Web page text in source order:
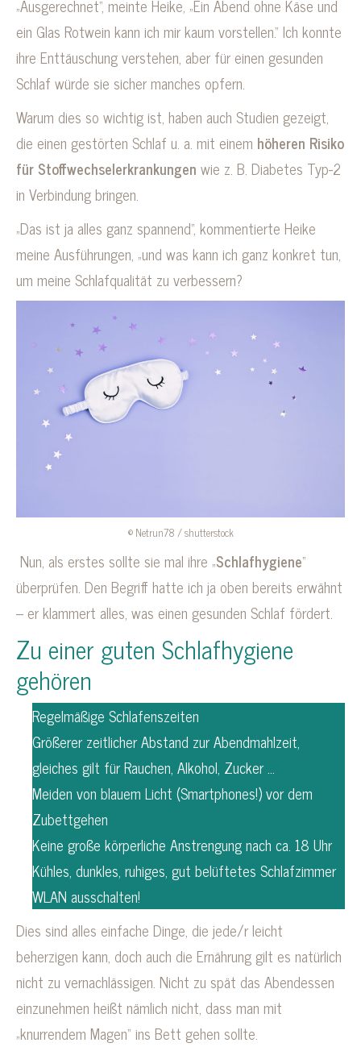
„Ausgerechnet“, meinte Heike, „Ein Abend ohne Käse und
ein Glas Rotwein kann ich mir kaum vorstellen.“ Ich konnte
ihre Enttäuschung verstehen, aber für einen gesunden
Schlaf würde sie sicher manches opfern.
Warum dies so wichtig ist, haben auch Studien gezeigt,
die einen gestörten Schlaf u. a. mit einem höheren Risiko
für Stoffwechselerkrankungen wie z. B. Diabetes Typ-2
in Verbindung bringen.
„Das ist ja alles ganz spannend“, kommentierte Heike
meine Ausführungen, „und was kann ich ganz konkret tun,
um meine Schlafqualität zu verbessern?
© Netrun78 / shutterstock
Nun, als erstes sollte sie mal ihre „Schlafhygiene“
überprüfen. Den Begriff hatte ich ja oben bereits erwähnt
– er klammert alles, was einen gesunden Schlaf fördert.
Zu einer guten Schlafhygiene
gehören
Regelmäßige Schlafenszeiten
Größerer zeitlicher Abstand zur Abendmahlzeit,
gleiches gilt für Rauchen, Alkohol, Zucker …
Meiden von blauem Licht (Smartphones!) vor dem
Zubettgehen
Keine große körperliche Anstrengung nach ca. 18 Uhr
Kühles, dunkles, ruhiges, gut belüftetes Schlafzimmer
WLAN ausschalten!
Dies sind alles einfache Dinge, die jede/r leicht
beherzigen kann, doch auch die Ernährung gilt es natürlich
nicht zu vernachlässigen. Nicht zu spät das Abendessen
einzunehmen heißt nämlich nicht, dass man mit
„knurrendem Magen“ ins Bett gehen sollte.